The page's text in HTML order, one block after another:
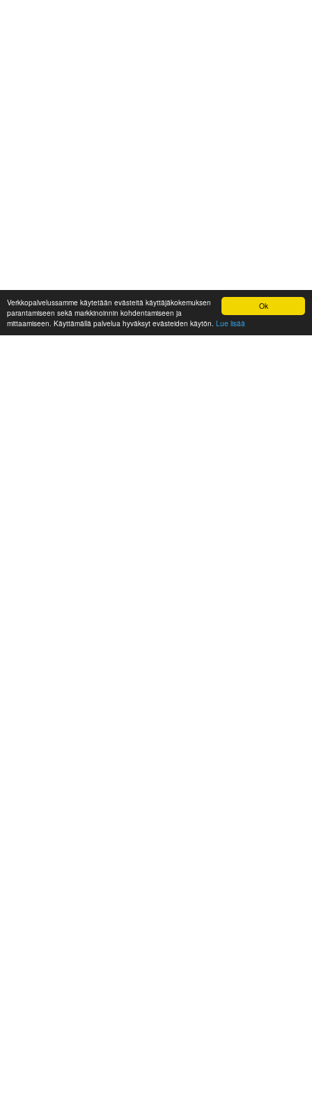
Ok
Verkkopalvelussamme käytetään evästeitä käyttäjäkokemuksen
parantamiseen sekä markkinoinnin kohdentamiseen ja
mittaamiseen. Käyttämällä palvelua hyväksyt evästeiden käytön. Lue lisää